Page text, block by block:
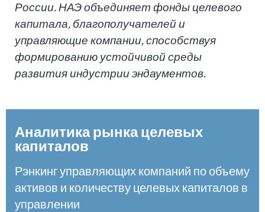
России. НАЭ объединяет фонды целевого
капитала, благополучателей и
управляющие компании, способствуя
формированию устойчивой среды
развития индустрии эндаументов.
Аналитика рынка целевых
капиталов
Рэнкинг управляющих компаний по объему
активов и количеству целевых капиталов в
управлении